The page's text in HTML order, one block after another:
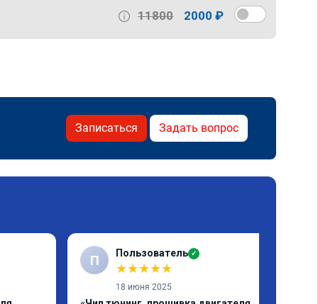
11800 2000 ₽
Записаться Задать вопрос
П Пользователь ✓
★★★★★
18 июня 2025